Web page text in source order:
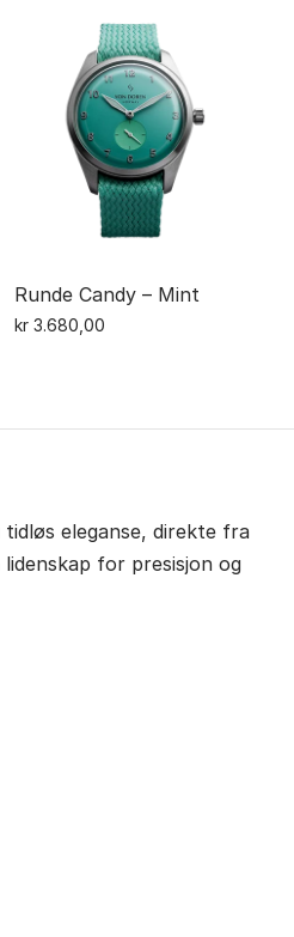
Runde Candy – Mint
kr 3.680,00
eleganse, direkte fra
for presisjon og